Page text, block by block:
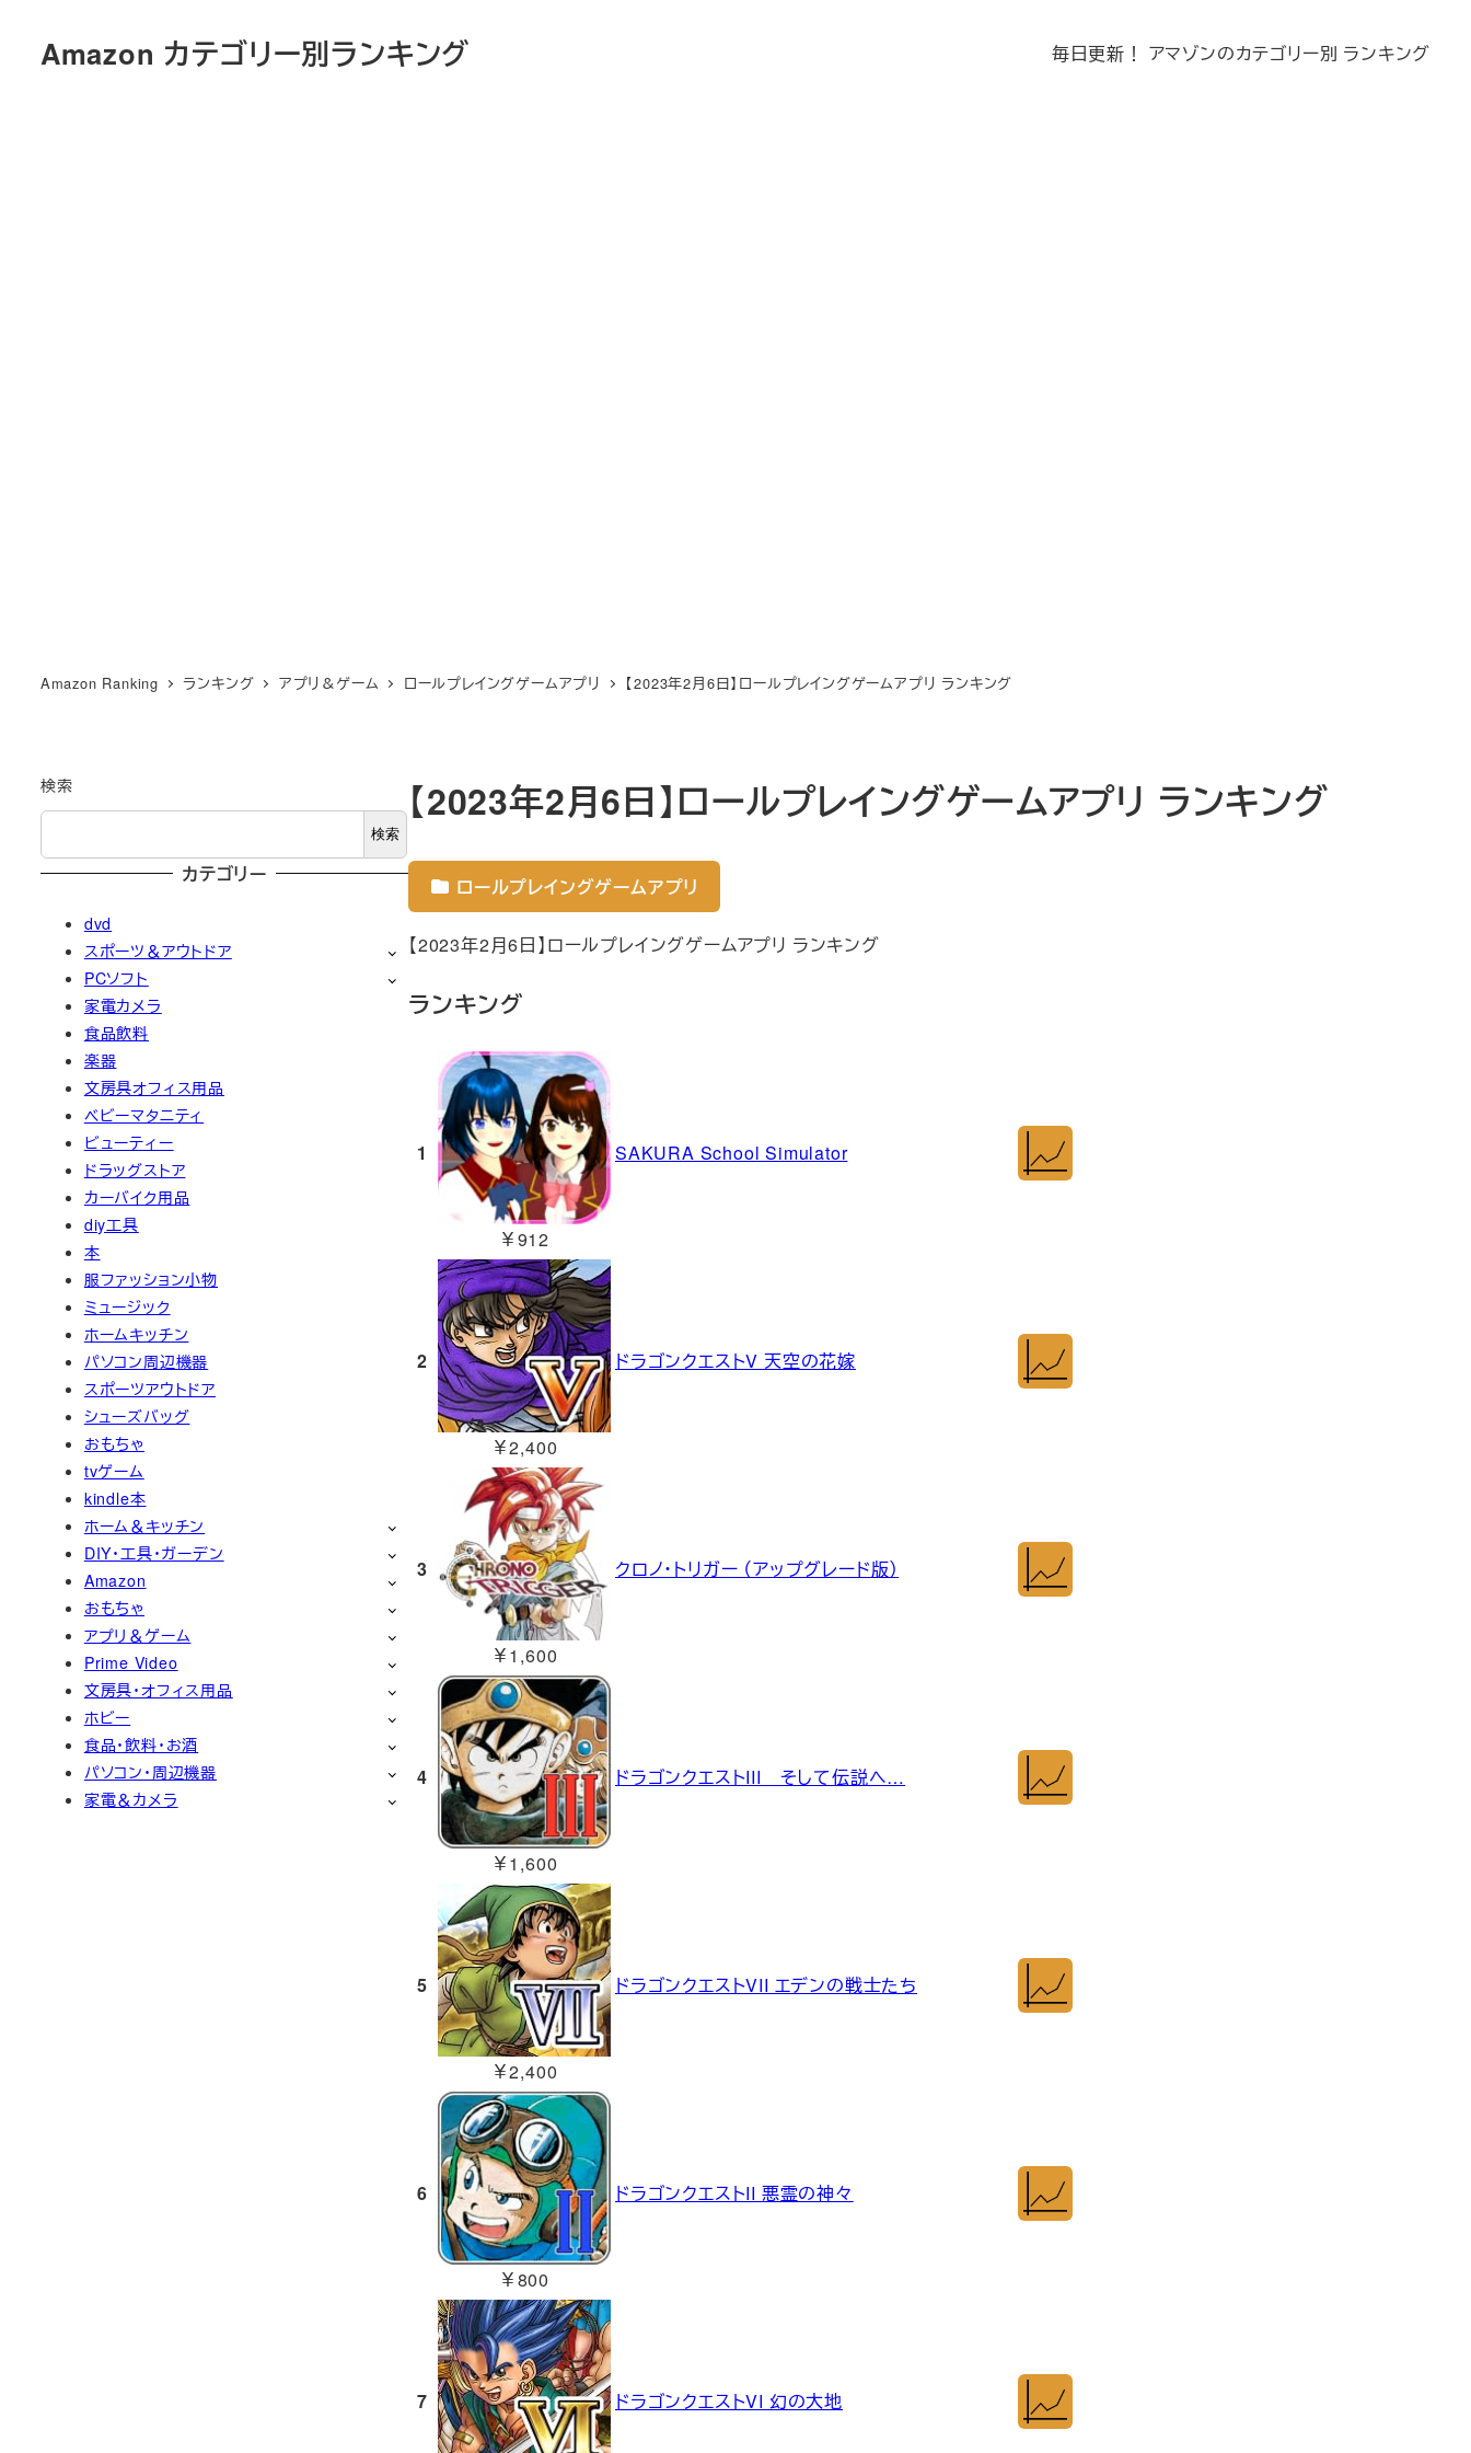
Amazon カテゴリー別ランキング 毎日更新！ アマゾンのカテゴリー別 ランキング
Amazon Ranking ランキング アプリ＆ゲーム ロールプレイングゲームアプリ 【2023年2月6日】ロールプレイングゲームアプリ ランキング
【2023年2月6日】ロールプレイングゲームアプリ ランキング
ロールプレイングゲームアプリ
【2023年2月6日】ロールプレイングゲームアプリ ランキング
ランキング
1
￥912
SAKURA School Simulator
2
￥2,400
ドラゴンクエストV 天空の花嫁
3
￥1,600
クロノ・トリガー （アップグレード版）
4
￥1,600
ドラゴンクエストIII そして伝説へ…
5
￥2,400
ドラゴンクエストVII エデンの戦士たち
6
￥800
ドラゴンクエストII 悪霊の神々
7 ドラゴンクエストVI 幻の大地
検索
検索
カテゴリー
dvd
スポーツ＆アウトドア
PCソフト
家電カメラ
食品飲料
楽器
文房具オフィス用品
ベビーマタニティ
ビューティー
ドラッグストア
カーバイク用品
diy工具
本
服ファッション小物
ミュージック
ホームキッチン
パソコン周辺機器
スポーツアウトドア
シューズバッグ
おもちゃ
tvゲーム
kindle本
ホーム＆キッチン
DIY・工具・ガーデン
Amazon
おもちゃ
アプリ＆ゲーム
Prime Video
文房具・オフィス用品
ホビー
食品・飲料・お酒
パソコン・周辺機器
家電＆カメラ